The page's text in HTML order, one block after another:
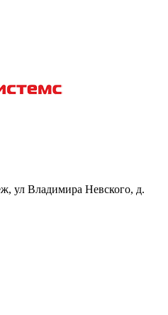
ул Владимира Невского, д.